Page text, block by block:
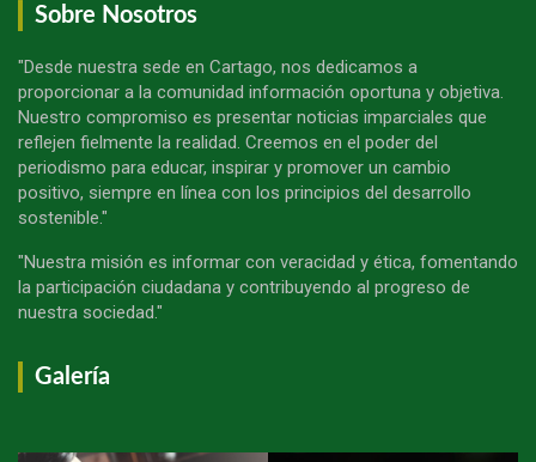
Sobre Nosotros
"Desde nuestra sede en Cartago, nos dedicamos a
proporcionar a la comunidad información oportuna y objetiva.
Nuestro compromiso es presentar noticias imparciales que
reflejen fielmente la realidad. Creemos en el poder del
periodismo para educar, inspirar y promover un cambio
positivo, siempre en línea con los principios del desarrollo
sostenible."
"Nuestra misión es informar con veracidad y ética, fomentando
la participación ciudadana y contribuyendo al progreso de
nuestra sociedad."
Galería